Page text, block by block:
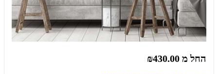
החל מ ₪430.00